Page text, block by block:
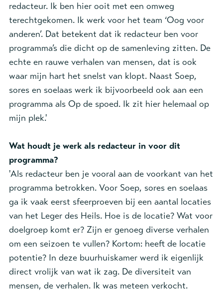
redacteur. Ik ben hier ooit met een omweg
terechtgekomen. Ik werk voor het team ‘Oog voor
anderen’. Dat betekent dat ik redacteur ben voor
programma’s die dicht op de samenleving zitten. De
echte en rauwe verhalen van mensen, dat is ook
waar mijn hart het snelst van klopt. Naast Soep,
sores en soelaas werk ik bijvoorbeeld ook aan een
programma als Op de spoed. Ik zit hier helemaal op
mijn plek.'
Wat houdt je werk als redacteur in voor dit
programma?
'Als redacteur ben je vooral aan de voorkant van het
programma betrokken. Voor Soep, sores en soelaas
ga ik vaak eerst sfeerproeven bij een aantal locaties
van het Leger des Heils. Hoe is de locatie? Wat voor
doelgroep komt er? Zijn er genoeg diverse verhalen
om een seizoen te vullen? Kortom: heeft de locatie
potentie? In deze buurhuiskamer werd ik eigenlijk
direct vrolijk van wat ik zag. De diversiteit van
mensen, de verhalen. Ik was meteen verkocht.